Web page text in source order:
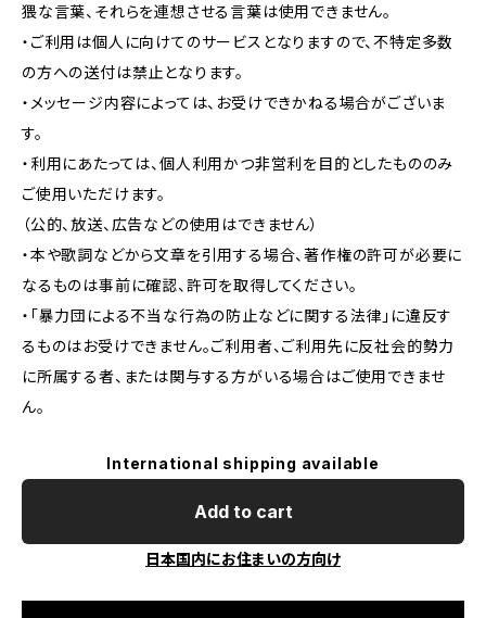
猥な言葉、それらを連想させる言葉は使用できません。
・ご利用は個人に向けてのサービスとなりますので、不特定多数
の方への送付は禁止となります。
・メッセージ内容によっては、お受けできかねる場合がございま
す。
・利用にあたっては、個人利用かつ非営利を目的としたもののみ
ご使用いただけます。
（公的、放送、広告などの使用はできません）
・本や歌詞などから文章を引用する場合、著作権の許可が必要に
なるものは事前に確認、許可を取得してください。
・「暴力団による不当な行為の防止などに関する法律」に違反す
るものはお受けできません。ご利用者、ご利用先に反社会的勢力
に所属する者、または関与する方がいる場合はご使用できませ
ん。
International shipping available
Add to cart
日本国内にお住まいの方向け